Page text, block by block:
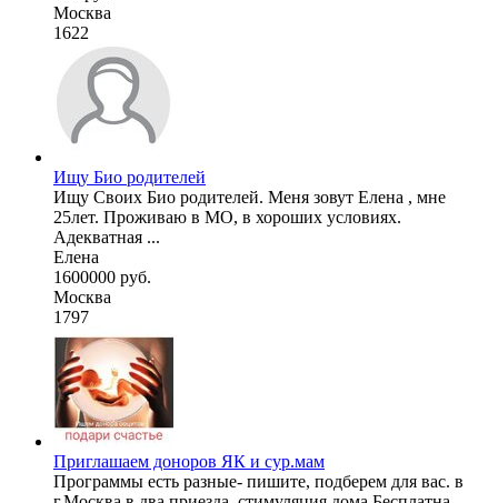
Москва
1622
Ищу Био родителей
Ищу Своих Био родителей. Меня зовут Елена , мне
25лет. Проживаю в МО, в хороших условиях.
Адекватная ...
Елена
1600000 руб.
Москва
1797
Приглашаем доноров ЯК и сур.мам
Программы есть разные- пишите, подберем для вас. в